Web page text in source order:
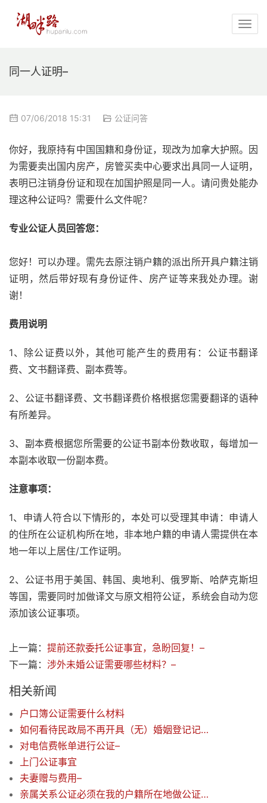
同一人证明–
07/06/2018 15:31 公证问答
你好，我原持有中国国籍和身份证，现改为加拿大护照。因
为需要卖出国内房产，房管买卖中心要求出具同一人证明，
表明已注销身份证和现在加国护照是同一人。请问贵处能办
理这种公证吗？需要什么文件呢？
专业公证人员回答您：
您好！可以办理。需先去原注销户籍的派出所开具户籍注销
证明，然后带好现有身份证件、房产证等来我处办理。谢
谢！
费用说明
1、除公证费以外，其他可能产生的费用有：公证书翻译
费、文书翻译费、副本费等。
2、公证书翻译费、文书翻译费价格根据您需要翻译的语种
有所差异。
3、副本费根据您所需要的公证书副本份数收取，每增加一
本副本收取一份副本费。
注意事项：
1、申请人符合以下情形的，本处可以受理其申请：申请人
的住所在公证机构所在地，非本地户籍的申请人需提供在本
地一年以上居住/工作证明。
2、公证书用于美国、韩国、奥地利、俄罗斯、哈萨克斯坦
等国，需要同时加做译文与原文相符公证，系统会自动为您
添加该公证事项。
上一篇： 提前还款委托公证事宜，急盼回复！–
下一篇： 涉外未婚公证需要哪些材料？–
相关新闻
户口簿公证需要什么材料
如何看待民政局不再开具（无）婚姻登记记录证明？
对电信费帐单进行公证–
上门公证事宜
夫妻赠与费用–
亲属关系公证必须在我的户籍所在地做公证吗？